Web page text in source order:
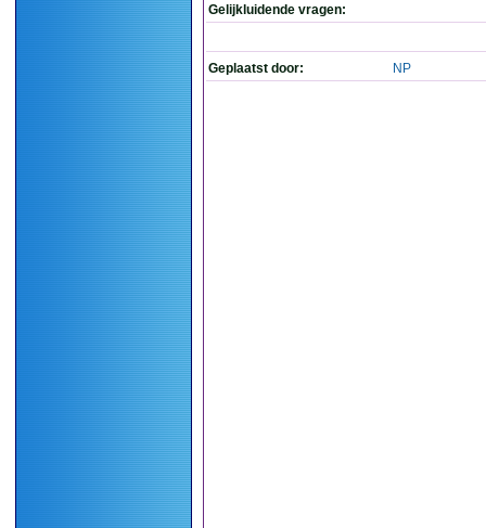
Gelijkluidende vragen:
Geplaatst door: NP